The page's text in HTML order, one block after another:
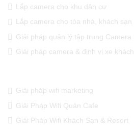
Lắp camera cho khu dân cư
Lắp camera cho tòa nhà, khách sạn
Giải pháp quản lý tập trung Camera
Giải pháp camera & định vị xe khách
Giải pháp wifi marketing
Giải Pháp Wifi Quán Cafe
Giải Pháp Wifi Khách Sạn & Resort